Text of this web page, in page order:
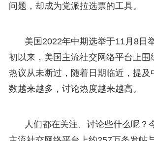
问题，却成为党派拉选票的工具。
美国2022年中期选举于11月8日
初以来，美国主流社交网络平台上围
热议从未断过，随着日期临近，提及
数越来越多，讨论热度越来越高。
人们都在关注、讨论些什么呢？